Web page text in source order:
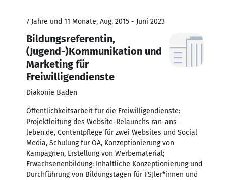
7 Jahre und 11 Monate, Aug. 2015 - Juni 2023
Bildungsreferentin,
(Jugend-)Kommunikation und
Marketing für
Freiwilligendienste
Diakonie Baden
Öffentlichkeitsarbeit für die Freiwilligendienste:
Projektleitung des Website-Relaunchs ran-ans-
leben.de, Contentpflege für zwei Websites und Social
Media, Schulung für ÖA, Konzeptionierung von
Kampagnen, Erstellung von Werbematerial;
Erwachsenenbildung: Inhaltliche Konzeptionierung und
Durchführung von Bildungstagen für FSJler*innen und